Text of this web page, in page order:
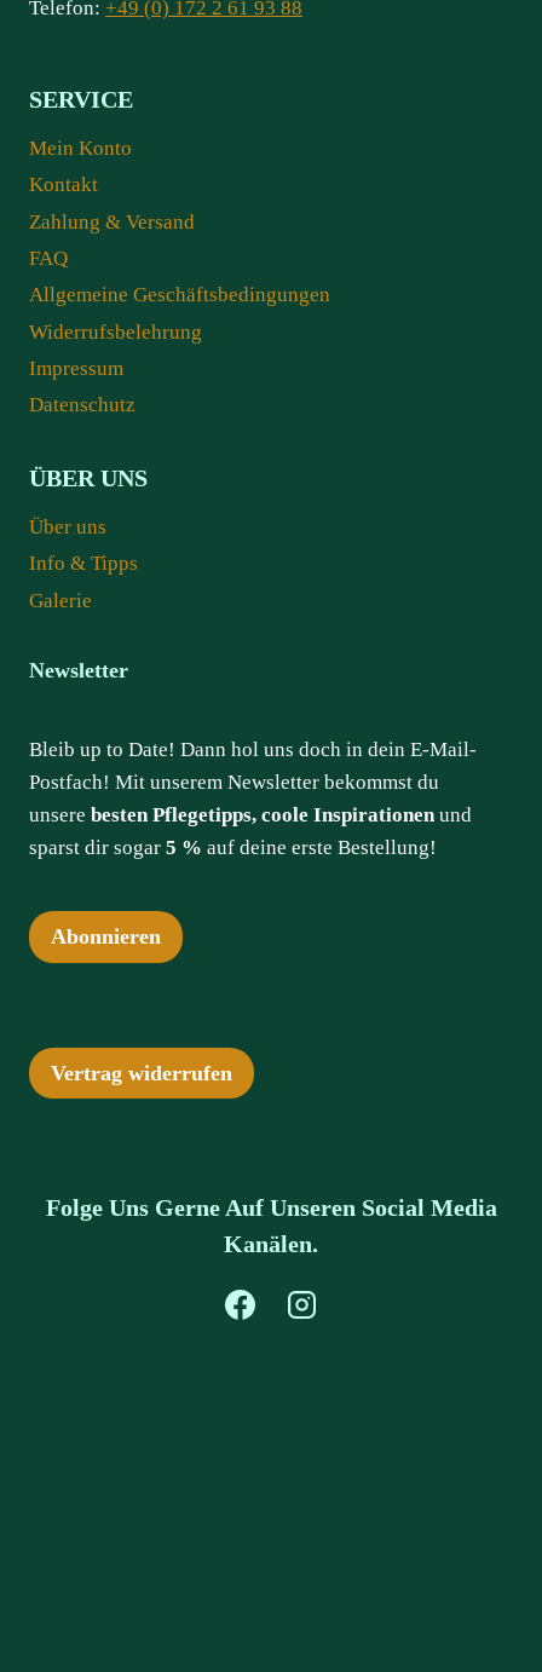
Telefon: +49 (0) 172 2 61 93 88
SERVICE
Mein Konto
Kontakt
Zahlung & Versand
FAQ
Allgemeine Geschäftsbedingungen
Widerrufsbelehrung
Impressum
Datenschutz
ÜBER UNS
Über uns
Info & Tipps
Galerie
Newsletter
Bleib up to Date! Dann hol uns doch in dein E-Mail-
Postfach! Mit unserem Newsletter bekommst du
unsere besten Pflegetipps, coole Inspirationenund
sparst dir sogar 5 % auf deine erste Bestellung!
Abonnieren
Vertrag widerrufen
Folge Uns Gerne Auf Unseren Social Media
Kanälen.